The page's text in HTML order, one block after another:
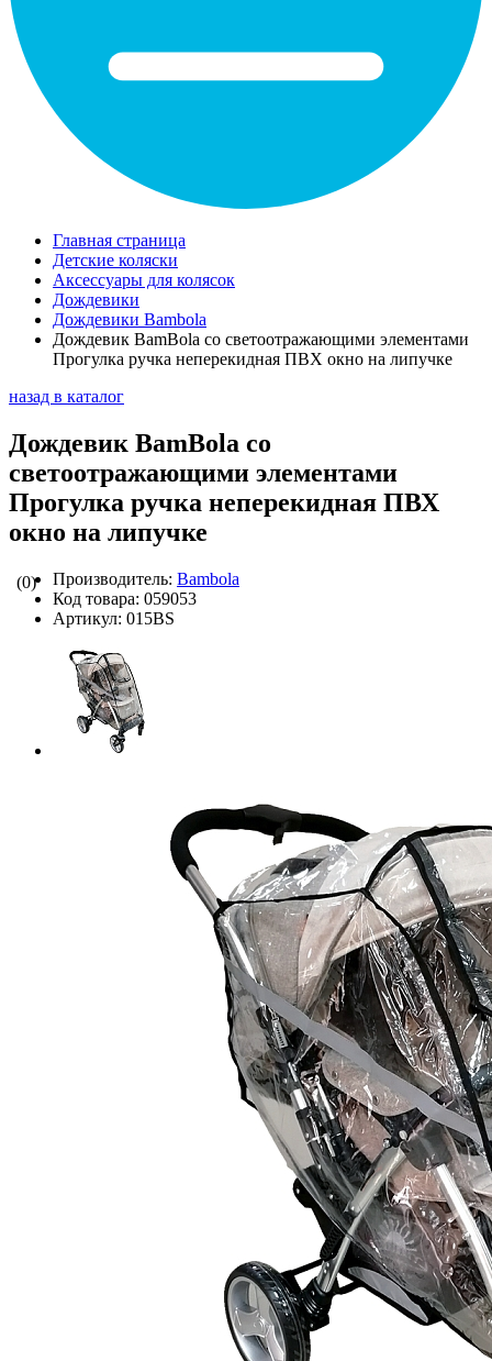
Главная страница
Детские коляски
Аксессуары для колясок
Дождевики
Дождевики Bambola
Дождевик BamBola со светоотражающими элементами
Прогулка ручка неперекидная ПВХ окно на липучке
назад в каталог
Дождевик BamBola со
светоотражающими элементами
Прогулка ручка неперекидная ПВХ
окно на липучке
(0) Производитель: Bambola
Код товара: 059053
Артикул: 015ВS